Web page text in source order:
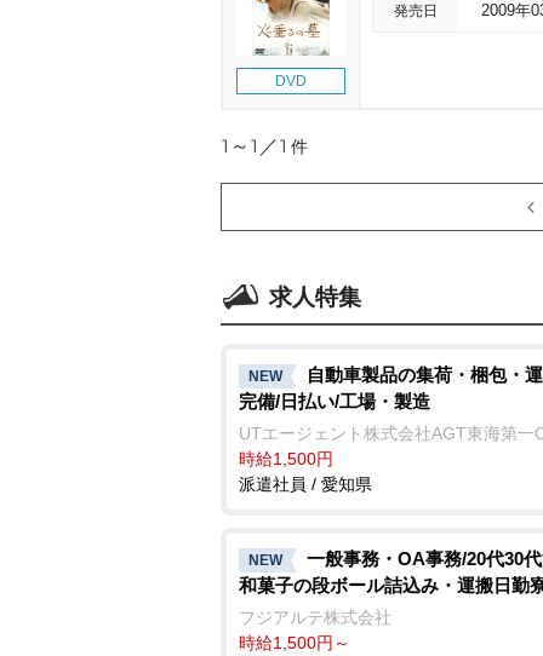
DVD
発売日 2009年
1～1／1 件
求人特集
NEW
自動車製品の集荷・梱包・
完備/日払い/工場・製造
UTエージェント株式会社AGT東海第一
時給1,500円
派遣社員 / 愛知県
NEW
一般事務・OA事務/20代30
和菓子の段ボール詰込み・運搬日勤
フジアルテ株式会社
時給1,500円～